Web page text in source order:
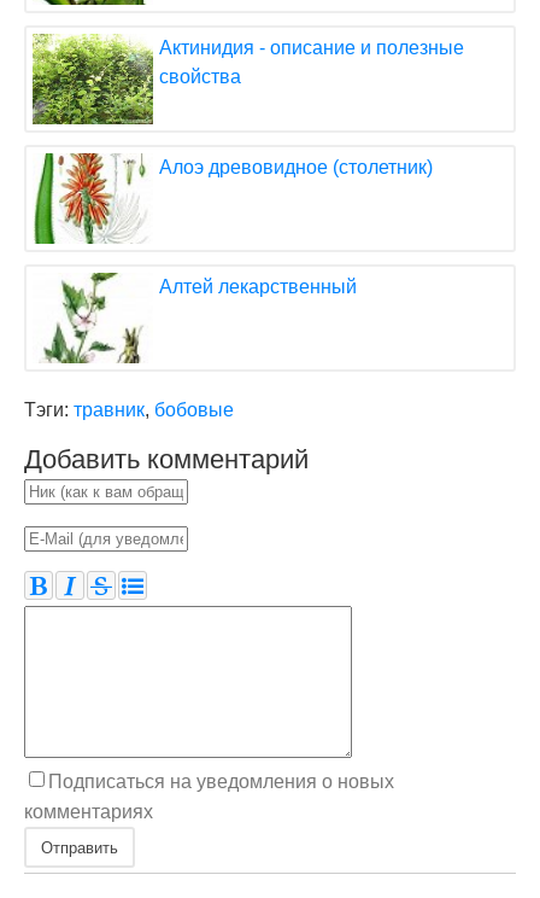
Актинидия - описание и полезные
свойства
Алоэ древовидное (столетник)
Алтей лекарственный
Тэги: травник, бобовые
Добавить комментарий
Подписаться на уведомления о новых
комментариях
Отправить